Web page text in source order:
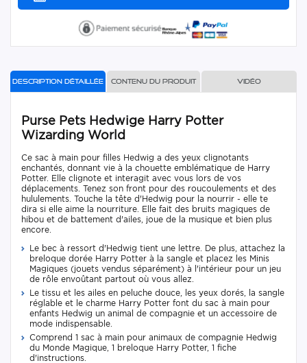
Description détaillée Contenu du produit Vidéo
Purse Pets Hedwige Harry Potter
Wizarding World
Ce sac à main pour filles Hedwig a des yeux clignotants
enchantés, donnant vie à la chouette emblématique de Harry
Potter. Elle clignote et interagit avec vous lors de vos
déplacements. Tenez son front pour des roucoulements et des
hululements. Touche la tête d'Hedwig pour la nourrir - elle te
dira si elle aime la nourriture. Elle fait des bruits magiques de
hibou et de battement d'ailes, joue de la musique et bien plus
encore.
Le bec à ressort d'Hedwig tient une lettre. De plus, attachez la
breloque dorée Harry Potter à la sangle et placez les Minis
Magiques (jouets vendus séparément) à l'intérieur pour un jeu
de rôle envoûtant partout où vous allez.
Le tissu et les ailes en peluche douce, les yeux dorés, la sangle
réglable et le charme Harry Potter font du sac à main pour
enfants Hedwig un animal de compagnie et un accessoire de
mode indispensable.
Comprend 1 sac à main pour animaux de compagnie Hedwig
du Monde Magique, 1 breloque Harry Potter, 1 fiche
d'instructions.